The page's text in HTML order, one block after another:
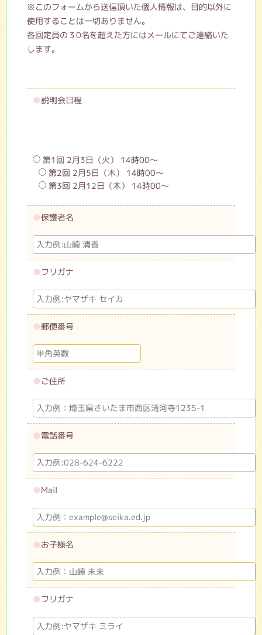
※このフォームから送信頂いた個人情報は、目的以外に
使用することは一切ありません。
各回定員の３0名を超えた方にはメールにてご連絡いた
します。
●説明会日程
第1回 2月3日（火） 14時00〜
第2回 2月5日（木） 14時00〜
第3回 2月12日（木） 14時00〜
●保護者名
●フリガナ
●郵便番号
●ご住所
●電話番号
●Mail
●お子様名
●フリガナ